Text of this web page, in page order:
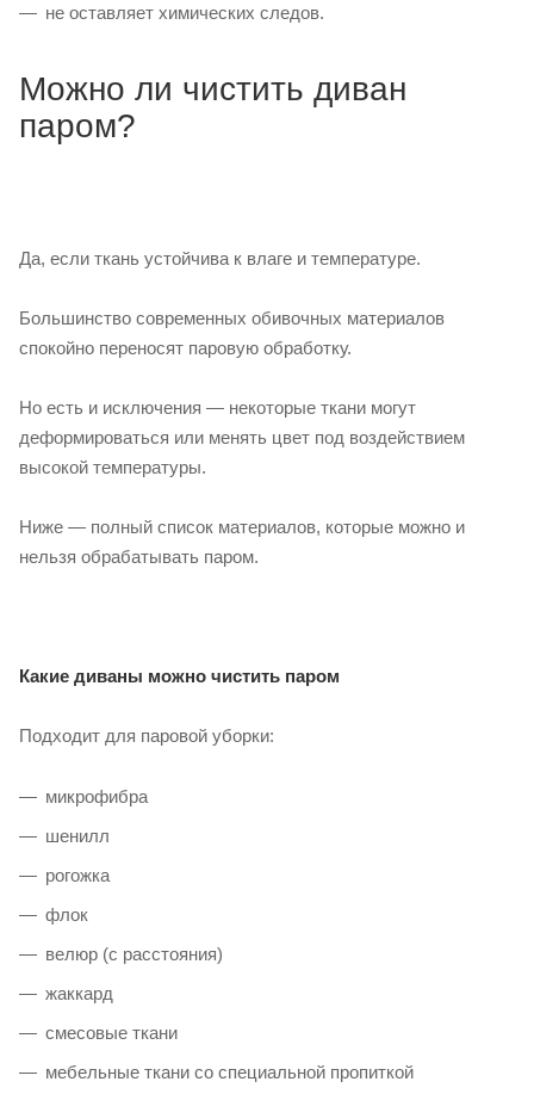
не оставляет химических следов.
Можно ли чистить диван
паром?
Да, если ткань устойчива к влаге и температуре.
Большинство современных обивочных материалов
спокойно переносят паровую обработку.
Но есть и исключения — некоторые ткани могут
деформироваться или менять цвет под воздействием
высокой температуры.
Ниже — полный список материалов, которые можно и
нельзя обрабатывать паром.
Какие диваны можно чистить паром
Подходит для паровой уборки:
микрофибра
шенилл
рогожка
флок
велюр (с расстояния)
жаккард
смесовые ткани
мебельные ткани со специальной пропиткой